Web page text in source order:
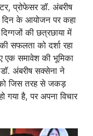
प्रोफेसर डॉ. अंबरीष
दिन के आयोजन पर कहा
की छत्रछाया में
सफलता को दर्शा रहा
एक समावेश की भूमिका
अंबरीष सक्सेना ने
को जिस तरह से जकड़
गया है, पर अपना विचार